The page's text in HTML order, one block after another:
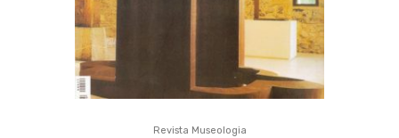
Revista Museologia